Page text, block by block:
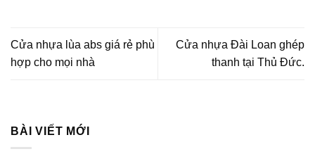
Cửa nhựa lùa abs giá rẻ phù
hợp cho mọi nhà
Cửa nhựa Đài Loan ghép
thanh tại Thủ Đức.
BÀI VIẾT MỚI